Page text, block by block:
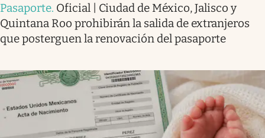
Pasaporte. Oficial | Ciudad de México, Jalisco y
Quintana Roo prohibirán la salida de extranjeros
que posterguen la renovación del pasaporte